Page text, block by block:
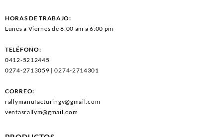
HORAS DE TRABAJO:
Lunes a Viernes de 8:00 am a 6:00 pm
TELÉFONO:
0412-5212445
0274-2713059 | 0274-2714301
CORREO:
rallymanufacturingv@gmail.com
ventasrallym@gmail.com